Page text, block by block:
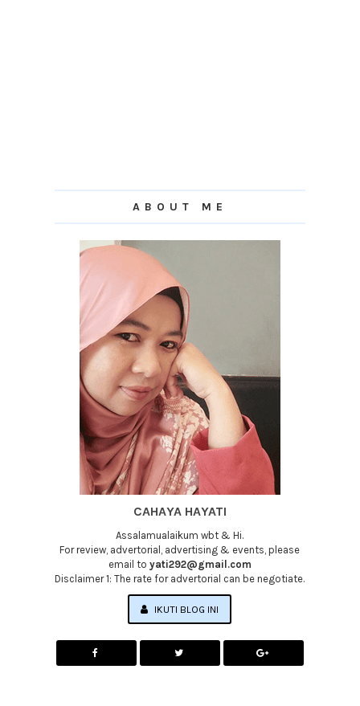
ABOUT ME
CAHAYA HAYATI
Assalamualaikum wbt & Hi.
For review, advertorial, advertising & events, please
email to yati292@gmail.com
Disclaimer 1: The rate for advertorial can be negotiate.
IKUTI BLOG INI